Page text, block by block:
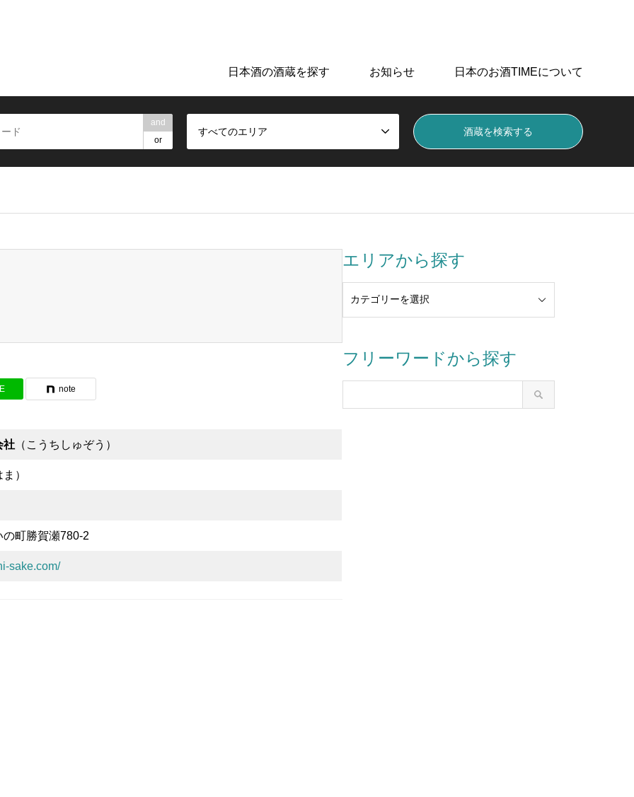
日本酒の酒蔵を探す お知らせ 日本のお酒TIMEについて
and
or
すべてのエリア
note
社 （こうちしゅぞう）
）
町勝賀瀬780-2
sake.com/
エリアから探す
フリーワードから探す